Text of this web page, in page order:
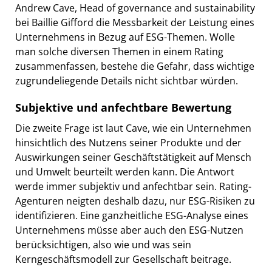
Andrew Cave, Head of governance and sustainability
bei Baillie Gifford die Messbarkeit der Leistung eines
Unternehmens in Bezug auf ESG-Themen. Wolle
man solche diversen Themen in einem Rating
zusammenfassen, bestehe die Gefahr, dass wichtige
zugrundeliegende Details nicht sichtbar würden.
Subjektive und anfechtbare Bewertung
Die zweite Frage ist laut Cave, wie ein Unternehmen
hinsichtlich des Nutzens seiner Produkte und der
Auswirkungen seiner Geschäftstätigkeit auf Mensch
und Umwelt beurteilt werden kann. Die Antwort
werde immer subjektiv und anfechtbar sein. Rating-
Agenturen neigten deshalb dazu, nur ESG-Risiken zu
identifizieren. Eine ganzheitliche ESG-Analyse eines
Unternehmens müsse aber auch den ESG-Nutzen
berücksichtigen, also wie und was sein
Kerngeschäftsmodell zur Gesellschaft beitrage.